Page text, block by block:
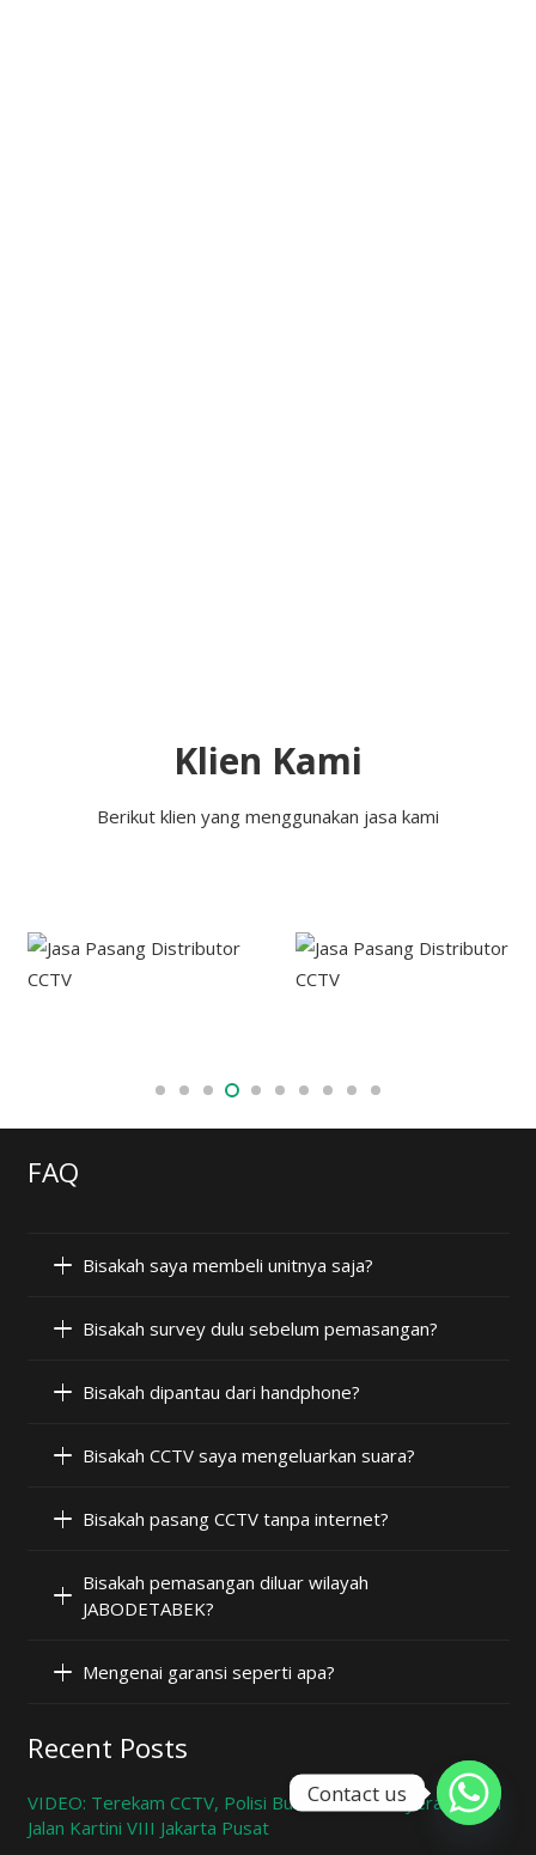
Klien Kami
Berikut klien yang menggunakan jasa kami
FAQ
Bisakah saya membeli unitnya saja?
Bisakah survey dulu sebelum pemasangan?
Bisakah dipantau dari handphone?
Bisakah CCTV saya mengeluarkan suara?
Bisakah pasang CCTV tanpa internet?
Bisakah pemasangan diluar wilayah
JABODETABEK?
Mengenai garansi seperti apa?
Recent Posts
VIDEO: Terekam CCTV, Polisi Buru Pelaku Penyerangan di
Jalan Kartini VIII Jakarta Pusat
Contact us